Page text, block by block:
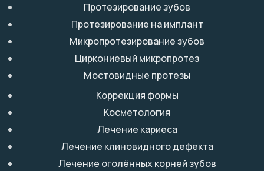
Протезирование зубов
Протезирование на имплант
Микропротезирование зубов
Циркониевый микропротез
Мостовидные протезы
Коррекция формы
Косметология
Лечение кариеса
Лечение клиновидного дефекта
Лечение оголённых корней зубов